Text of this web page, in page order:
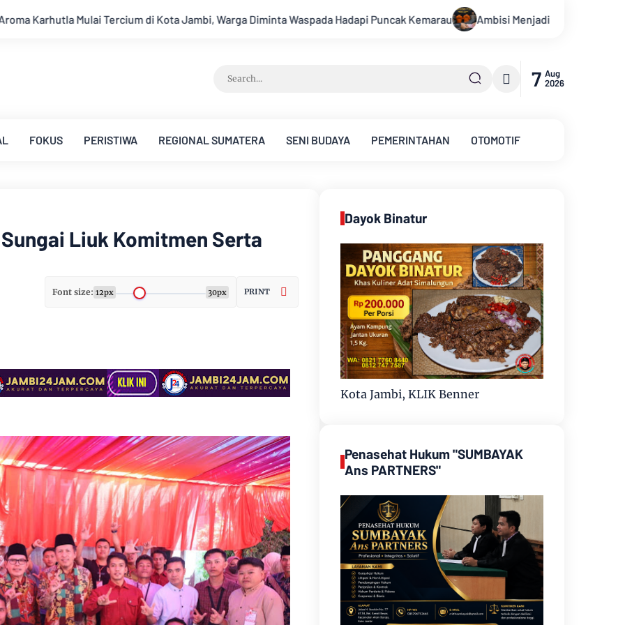
Jambi, Warga Diminta Waspada Hadapi Puncak Kemarau Ambisi Menjadi Polisi Dimanfaatkan Oknum, Dua Anggota Polda
7 Aug
2026
FOKUS PERISTIWA REGIONAL SUMATERA SENI BUDAYA PEMERINTAHAN OTOMOTIF
Liuk Komitmen Serta
Font size: 12px 30px PRINT
Dayok Binatur
Kota Jambi, KLIK Benner
Penasehat Hukum "SUMBAYAK
Ans PARTNERS"